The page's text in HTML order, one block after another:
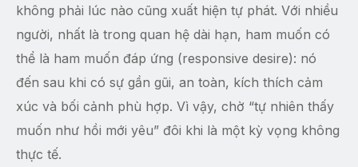
không phải lúc nào cũng xuất hiện tự phát. Với nhiều
người, nhất là trong quan hệ dài hạn, ham muốn có
thể là ham muốn đáp ứng (responsive desire): nó
đến sau khi có sự gần gũi, an toàn, kích thích cảm
xúc và bối cảnh phù hợp. Vì vậy, chờ “tự nhiên thấy
muốn như hồi mới yêu” đôi khi là một kỳ vọng không
thực tế.